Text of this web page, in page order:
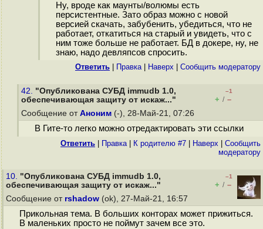
Ну, вроде как маунты/волюмы есть
персистентные. Зато образ можно с новой
версией скачать, забубенить, убедиться, что не
работает, откатиться на старый и увидеть, что с
ним тоже больше не работает. БД в докере, ну, не
знаю, надо девляпсов спросить.
Ответить Правка| Наверх Cообщить модератору
42. "Опубликована СУБД immudb 1.0,
обеспечивающая защиту от искаж..."
–1
+ / –
Сообщение от Аноним (-), 28-Май-21, 07:26
В Гите-то легко можно отредактировать эти ссылки
Ответить Правка| К родителю #7 Наверх
Cообщить
модератору
10. "Опубликована СУБД immudb 1.0,
обеспечивающая защиту от искаж..."
–1
+ / –
Сообщение от rshadow (ok), 27-Май-21, 16:57
Прикольная тема. В больших конторах может прижиться.
В маленьких просто не поймут зачем все это.